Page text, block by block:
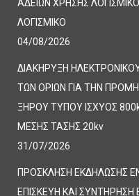
ΑΔΕΙΩΝ ΧΡΗΣΗΣ
ΛΟΓΙΣΜΙΚΟ
04/08/2026
ΔΙΑΚΗΡΥΞΗ
ΤΩΝ ΟΡΙΩΝ ΓΙΑ ΤΗΝ
ΞΗΡΟΥ ΤΥΠΟΥ ΙΣΧΥΟΣ
ΜΕΣΗΣ ΤΑΣΗΣ 20kv
31/07/2026
ΠΡΟΣΚΛΗΣΗ ΕΚΔΗΛΩΣΗΣ
ΕΠΙΣΚΕΥΗ ΚΑΙ